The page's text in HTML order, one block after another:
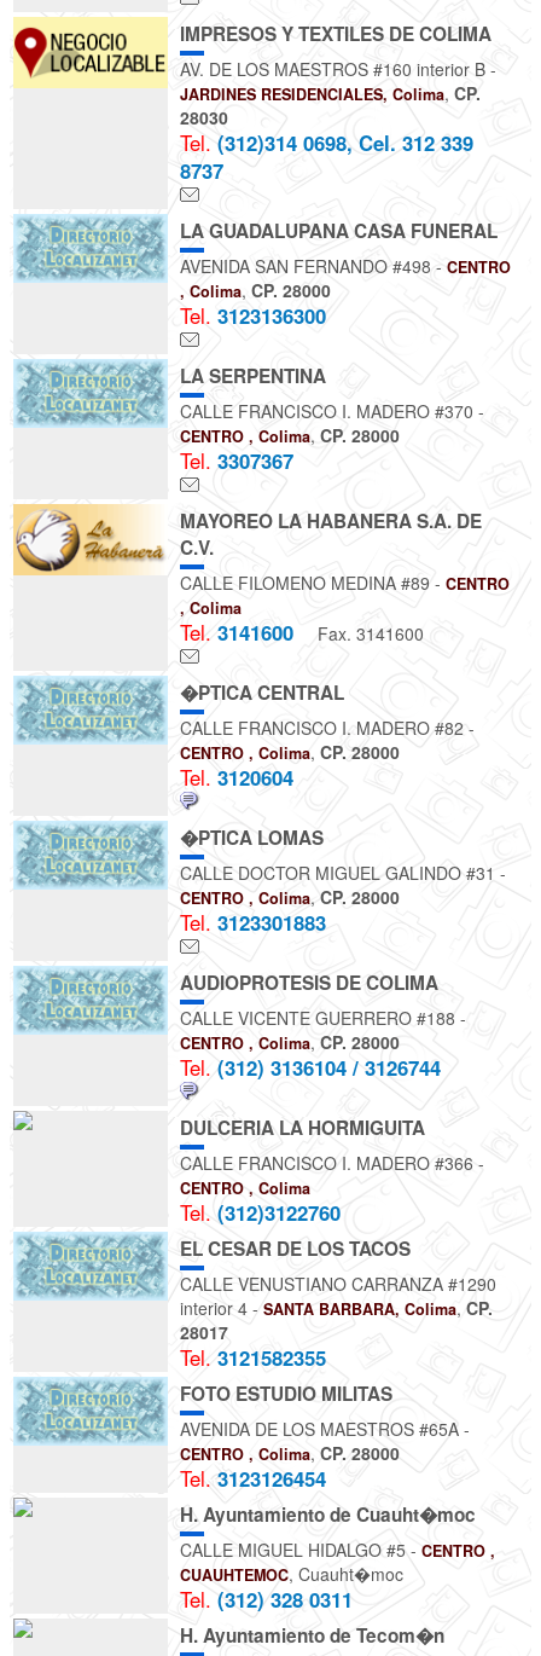
IMPRESOS Y TEXTILES DE COLIMA
AV. DE LOS MAESTROS #160 interior B -
JARDINES RESIDENCIALES, Colima, CP.
28030
Tel. (312)314 0698, Cel. 312 339
8737
LA GUADALUPANA CASA FUNERAL
AVENIDA SAN FERNANDO #498 - CENTRO
, Colima, CP. 28000
Tel. 3123136300
LA SERPENTINA
CALLE FRANCISCO I. MADERO #370 -
CENTRO , Colima, CP. 28000
Tel. 3307367
MAYOREO LA HABANERA S.A. DE
C.V.
CALLE FILOMENO MEDINA #89 - CENTRO
, Colima
Tel. 3141600 Fax. 3141600
�PTICA CENTRAL
CALLE FRANCISCO I. MADERO #82 -
CENTRO , Colima, CP. 28000
Tel. 3120604
�PTICA LOMAS
CALLE DOCTOR MIGUEL GALINDO #31 -
CENTRO , Colima, CP. 28000
Tel. 3123301883
AUDIOPROTESIS DE COLIMA
CALLE VICENTE GUERRERO #188 -
CENTRO , Colima, CP. 28000
Tel. (312) 3136104 / 3126744
DULCERIA LA HORMIGUITA
CALLE FRANCISCO I. MADERO #366 -
CENTRO , Colima
Tel. (312)3122760
EL CESAR DE LOS TACOS
CALLE VENUSTIANO CARRANZA #1290
interior 4 - SANTA BARBARA, Colima, CP.
28017
Tel. 3121582355
FOTO ESTUDIO MILITAS
AVENIDA DE LOS MAESTROS #65A -
CENTRO , Colima, CP. 28000
Tel. 3123126454
H. Ayuntamiento de Cuauht�moc
CALLE MIGUEL HIDALGO #5 - CENTRO ,
CUAUHTEMOC, Cuauht�moc
Tel. (312) 328 0311
H. Ayuntamiento de Tecom�n